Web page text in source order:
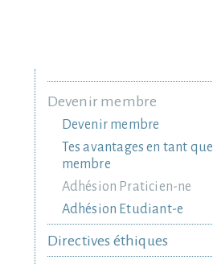
Devenir membre
Devenir membre
Tes avantages en tant que
membre
Adhésion Praticien-ne
Adhésion Etudiant-e
Directives éthiques